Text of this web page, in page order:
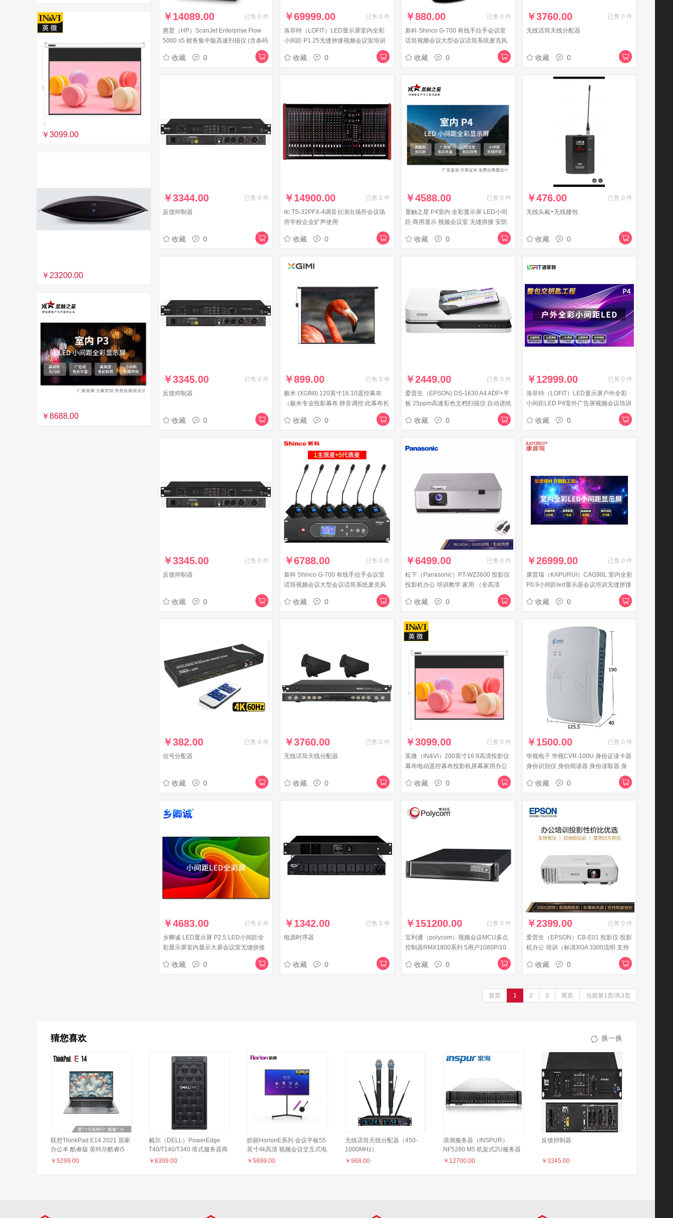
￥3099.00
￥23200.00
￥8688.00
￥14089.00 已售 0 件
惠普（HP）ScanJet Enterprise Flow
5000 s5 财务集中版高速扫描仪 (含条码
收藏 0
￥69999.00 已售 0 件
洛菲特（LOFIT）LED显示屏室内全彩
小间距 P1.25无缝拼接视频会议室培训
商用电子广告大屏幕整包 LFT-SC12
收藏 0
￥880.00 已售 0 件
新科 Shinco G-700 有线手拉手会议室
话筒视频会议大型会议话筒系统麦克风
收藏 0
￥3760.00 已售 0 件
无线话筒天线分配器
收藏 0
￥3344.00 已售 0 件
反馈抑制器
收藏 0
￥14900.00 已售 0 件
itc TS-32PFX-4调音台演出场所会议场
所学校企业扩声使用
收藏 0
￥4588.00 已售 0 件
显触之星 P4室内 全彩显示屏 LED小间
距 商用显示 视频会议室 无缝拼接 安防
收藏 0
￥476.00 已售 0 件
无线头戴+无线腰包
收藏 0
￥3345.00 已售 0 件
反馈抑制器
收藏 0
￥899.00 已售 0 件
极米 (XGIMI) 120英寸16:10遥控幕布
（极米专业投影幕布 静音调控 此幕布长
收藏 0
￥2449.00 已售 0 件
爱普生（EPSON) DS-1630 A4 ADF+平
板 25ppm高速彩色文档扫描仪 自动进纸
收藏 0
￥12999.00 已售 0 件
洛菲特（LOFIT）LED显示屏户外全彩
小间距LED P4室外广告屏视频会议培训
无缝拼接大屏整包套装 LFTHL40PW
收藏 0
￥3345.00 已售 0 件
反馈抑制器
收藏 0
￥6788.00 已售 0 件
新科 Shinco G-700 有线手拉手会议室
话筒视频会议大型会议话筒系统麦克风
收藏 0
￥6499.00 已售 0 件
松下（Panasonic）PT-WZ3600 投影仪
投影机办公 培训教学 家用 （全高清
收藏 0
￥26999.00 已售 0 件
康普瑞（KAPURUI）CAG98L 室内全彩
P0.9小间距led显示器会议培训无缝拼接
收藏 0
￥382.00 已售 0 件
信号分配器
收藏 0
￥3760.00 已售 0 件
无线话筒天线分配器
收藏 0
￥3099.00 已售 0 件
英微（IN&VI）200英寸16:9高清投影仪
幕布电动遥控幕布投影机屏幕家用办公
收藏 0
￥1500.00 已售 0 件
华视电子 华视CVR-100U 身份证读卡器
身份识别仪 身份阅读器 身份读取器 身
收藏 0
￥4683.00 已售 0 件
乡卿诚 LED显示屏 P2.5 LED小间距全
彩显示屏室内显示大屏会议室无缝拼接
收藏 0
￥1342.00 已售 0 件
电源时序器
收藏 0
￥151200.00 已售 0 件
宝利通（polycom）视频会议MCU多点
控制器RMX1800系列 5用户1080P/10
收藏 0
￥2399.00 已售 0 件
爱普生（EPSON）CB-E01 投影仪 投影
机办公 培训（标清XGA 3300流明 支持
收藏 0
首页 1 2 3 尾页 当前第1页/共3页
猜您喜欢 换一换
联想ThinkPad E14 2021 居家
办公本 酷睿版 英特尔酷睿i5
14英寸轻薄笔记本(i5-1135G7
￥ 5299.00
戴尔（DELL）PowerEdge
T40/T140/T340 塔式服务器商
务台式机电脑主机 T140 至强
￥ 8399.00
皓丽HorionE系列 会议平板55
英寸4k高清 视频会议交互式电
子白板触控一体机E55（智能
￥ 5699.00
无线话筒天线分配器（450-
1000MHz）
￥ 968.00
浪潮服务器（INSPUR）
NF5280 M5 机架式2U服务器
主机 1*铜牌 3204【6核
￥ 12700.00
反馈抑制器
￥ 3345.00